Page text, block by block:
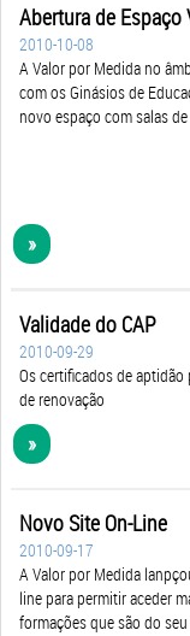
Abertura de Espaço
2010-10-08
A Valor por Medida no
com os Ginásios de
novo espaço com salas
»
Validade do CAP
2010-09-29
Os certificados de
de renovação
»
Novo Site On-Line
2010-09-17
A Valor por Medida
line para permitir aceder
formações que são do